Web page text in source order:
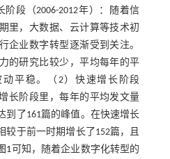
段（2006-2012年）：随着信
里，大数据、云计算等技术初
企业数字转型逐渐受到关注。
的研究比较少，平均每年的平
平稳。（2）快速增长阶段
长阶段里，每年的平均发文量
到了161篇的峰值。在快速增长
较于前一时期增长了152篇，且
1 可知，随着企业数字化转型的